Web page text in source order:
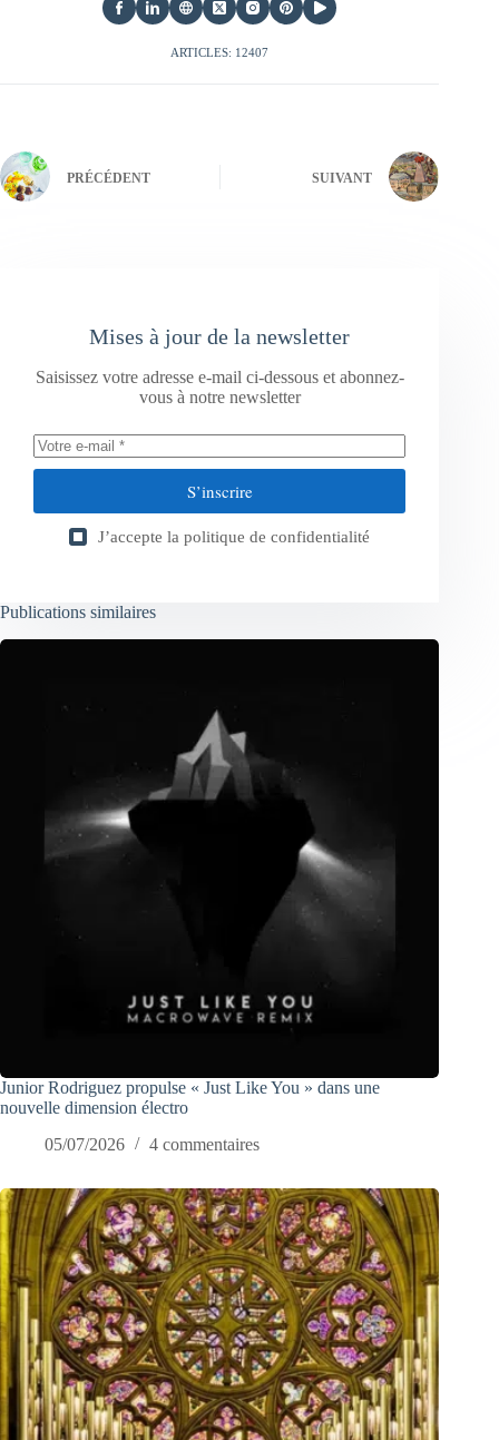
ARTICLES: 12407
PRÉCÉDENT SUIVANT
Mises à jour de la newsletter
Saisissez votre adresse e-mail ci-dessous et abonnez-
vous à notre newsletter
S’inscrire
J’accepte la politique de confidentialité
Publications similaires
Junior Rodriguez propulse « Just Like You » dans une
nouvelle dimension électro
05/07/2026
4 commentaires